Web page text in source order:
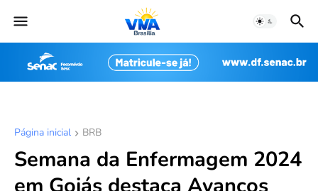
Página inicial BRB
Semana da Enfermagem 2024